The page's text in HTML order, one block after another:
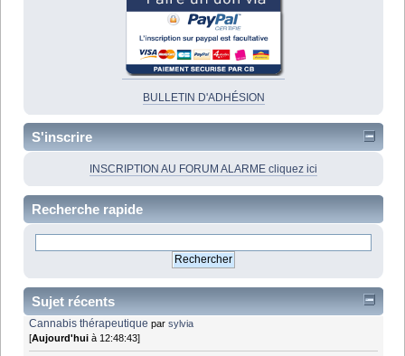
BULLETIN D'ADHÉSION
S'inscrire
INSCRIPTION AU FORUM ALARME cliquez ici
Recherche rapide
Sujet récents
Cannabis thérapeutique parsylvia
[Aujourd'hui à 12:48:43]